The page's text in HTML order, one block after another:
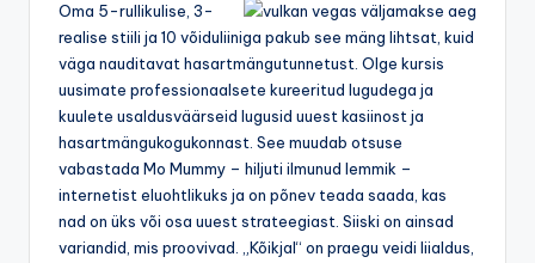
Oma 5-rullikulise, 3-
realise stiili ja 10 võiduliiniga pakub see mäng lihtsat, kuid
väga nauditavat hasartmängutunnetust. Olge kursis
uusimate professionaalsete kureeritud lugudega ja
kuulete usaldusväärseid lugusid uuest kasiinost ja
hasartmängukogukonnast. See muudab otsuse
vabastada Mo Mummy – hiljuti ilmunud lemmik –
internetist eluohtlikuks ja on põnev teada saada, kas
nad on üks või osa uuest strateegiast. Siiski on ainsad
variandid, mis proovivad. „Kõikjal“ on praegu veidi liialdus,